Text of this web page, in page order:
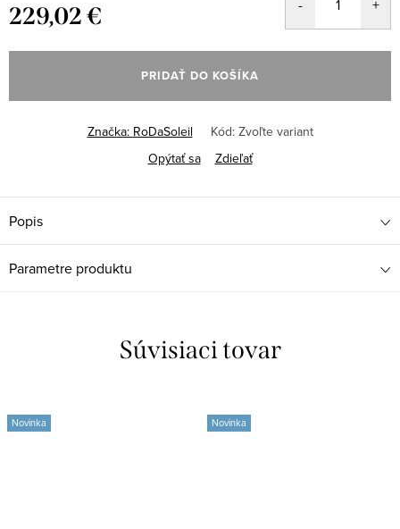
229,02 €
cena:
PRIDAŤ DO KOŠÍKA
Značka: RoDaSoleil Kód: Zvoľte variant
Opýtať sa
Zdieľať
Popis
Parametre produktu
Súvisiaci tovar
Novinka Novinka